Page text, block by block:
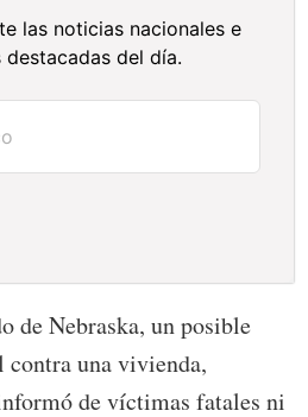
las noticias nacionales e
destacadas del día.
de Nebraska, un posible
contra una vivienda,
de víctimas fatales ni